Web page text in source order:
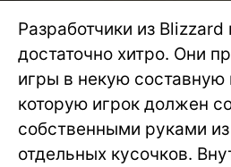
Разработчики из Blizzard
достаточно хитро. Они
игры в некую составную
которую игрок должен
собственными руками
отдельных кусочков.